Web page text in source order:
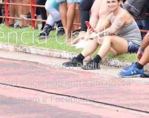
Onell
com a Onell! Quem
não entre em nossa
e Facebook!